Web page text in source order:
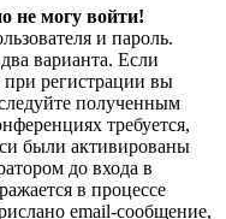
не могу войти!
и пароль.
варианта. Если
регистрации вы
полученным
требуется,
были активированы
до входа в
в процессе
email-сообщение,